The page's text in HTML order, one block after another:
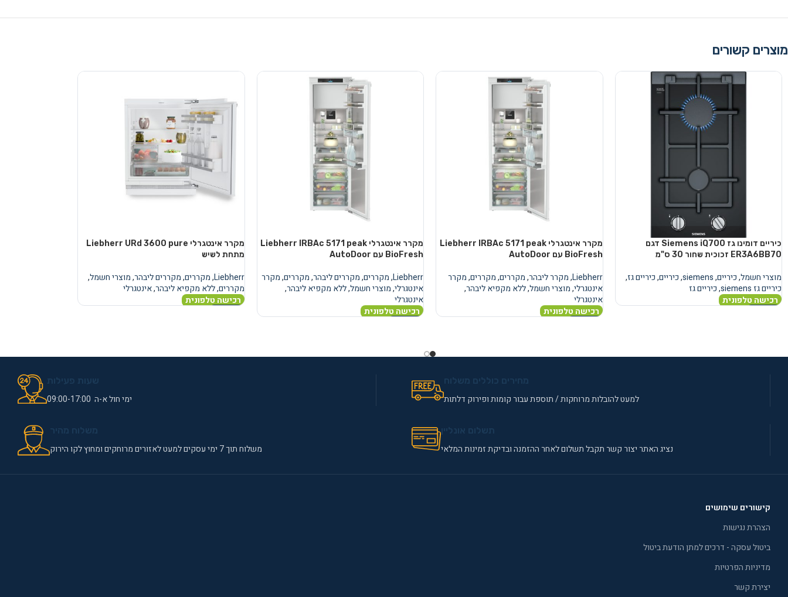
מוצרים קשורים
כיריים דומינו גז Siemens iQ700 דגם
ER3A6BB70 זכוכית שחור 30 ס"מ
מוצרי חשמל,כיריים,
siemens
,כיריים,כיריים גז,
כיריים גז siemens
,כיריים גז
רכישה טלפונית
מקרר אינטגרלי Liebherr IRBAc 5171 peak
BioFresh עם AutoDoor
Liebherr
,מקרר ליבהר,מקררים,מקררים,מקרר
אינטגרלי,מוצרי חשמל,ללא מקפיא ליבהר,
אינטגרלי
רכישה טלפונית
מקרר אינטגרלי Liebherr IRBAc 5171 peak
BioFresh עם AutoDoor
Liebherr
,מקררים,מקררים ליבהר,מקררים,מקרר
אינטגרלי,מוצרי חשמל,ללא מקפיא ליבהר,
אינטגרלי
רכישה טלפונית
מקרר אינטגרלי Liebherr URd 3600 pure
מתחת לשיש
Liebherr
,מקררים,מקררים ליבהר,מוצרי חשמל,
מקררים,ללא מקפיא ליבהר,אינטגרלי
רכישה טלפונית
למעט להובלות מרוחקות / תוספת עבור קומות ופירוק דלתות ימי חול א-ה 09:00-17:00
נציג האתר יצור קשר תקבל תשלום לאחר ההזמנה ובדיקת זמינות המלאי משלוח תוך 7 ימי עסקים למעט לאזורים מרוחקים ומחוץ לקו הירוק
קישורים שימושים
הצהרת נגישות
ביטול עסקה - דרכים למתן הודעת ביטול
מדיניות הפרטיות
יצירת קשר